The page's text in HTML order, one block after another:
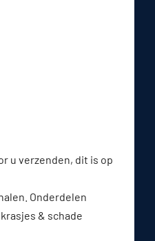
u verzenden, dit is op
Onderdelen
& schade